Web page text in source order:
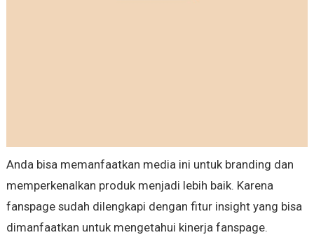
Anda bisa memanfaatkan media ini untuk branding dan
memperkenalkan produk menjadi lebih baik. Karena
fanspage sudah dilengkapi dengan fitur insight yang bisa
dimanfaatkan untuk mengetahui kinerja fanspage.